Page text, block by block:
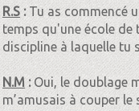
R.S:Tu as commencé
temps qu'une école de
discipline à laquelle tu
N.M:Oui, le doublage
m’amusais à couper